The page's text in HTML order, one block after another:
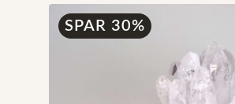
99,00 kr..
49,00 kr..
SPAR 30%